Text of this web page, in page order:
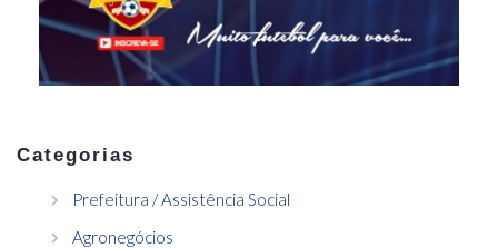
Categorias
Prefeitura / Assistência Social
Agronegócios